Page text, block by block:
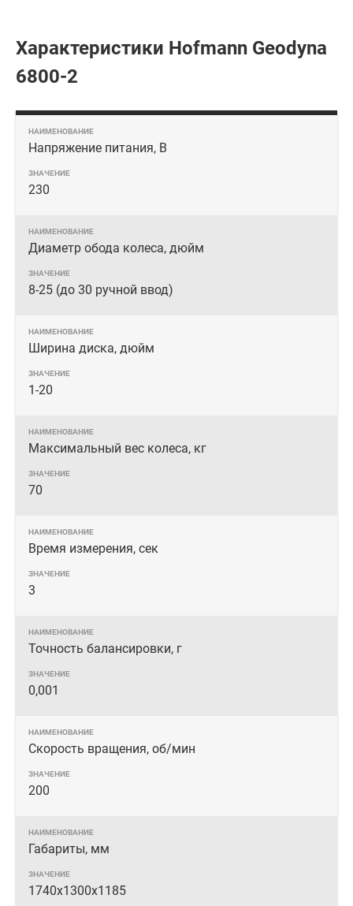
Характеристики Hofmann Geodyna
6800-2
Напряжение питания, В
230
Диаметр обода колеса, дюйм
8-25 (до 30 ручной ввод)
Ширина диска, дюйм
1-20
Максимальный вес колеса, кг
70
Время измерения, сек
3
Точность балансировки, г
0,001
Скорость вращения, об/мин
200
Габариты, мм
1740х1300х1185